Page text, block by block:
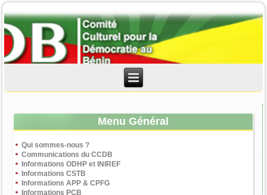
Menu Général
Qui sommes-nous ?
Communications du CCDB
Informations ODHP et INIREF
Informations CSTB
Informations APP & CPFG
Informations PCB